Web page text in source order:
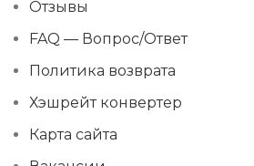
Отзывы
FAQ — Вопрос/Ответ
Политика возврата
Хэшрейт конвертер
Карта сайта